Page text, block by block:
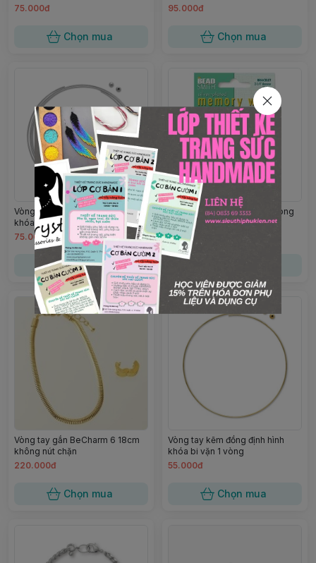
75.000đ
Chọn mua
95.000đ
Chọn mua
Vòng tay kẽm đồng định hình
khóa bi vặn 3 vòng
75.000đ
Chọn mua
Vòng tay kẽm memory 12 vòng
0.6mm
85.000đ
Vòng tay gắn BeCharm 6 18cm
không nút chặn
220.000đ
Chọn mua
Vòng tay kẽm đồng định hình
khóa bi vặn 1 vòng
55.000đ
Chọn mua